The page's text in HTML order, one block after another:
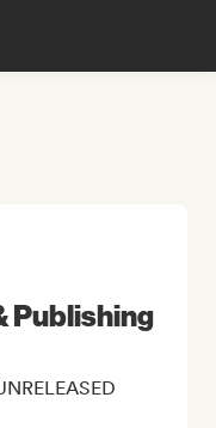
Publishing